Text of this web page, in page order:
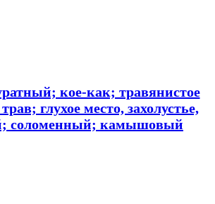
кое-как; травянистое
глухое место, захолустье,
соломенный; камышовый